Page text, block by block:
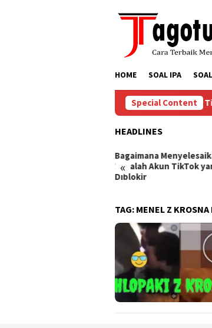
HOME SOAL IPA
Special Content
Bagaimana Menyelesaikan Masalah Akun
HEADLINES
«
Bagaimana
Masalah Akun TikTok
Diblokir
TAG: MENEL Z KROSNA